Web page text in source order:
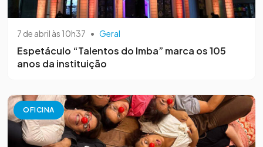
7 de abril às 10h37 • Geral
Espetáculo “Talentos do Imba” marca os 105
anos da instituição
OFICINA